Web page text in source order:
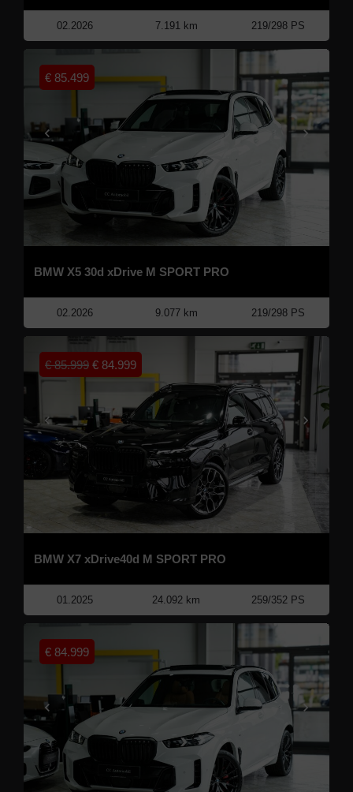
02.2026 7.191 km 219/298 PS
BMW X5 30d xDrive M SPORT PRO
€ 85.499
02.2026 9.077 km 219/298 PS
BMW X7 xDrive40d M SPORT PRO
€85.999 € 84.999
01.2025 24.092 km 259/352 PS
€ 84.999